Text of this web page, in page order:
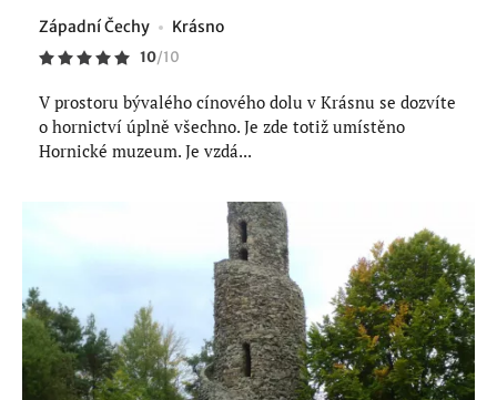
Západní Čechy Krásno
10/10
V prostoru bývalého cínového dolu v Krásnu se dozvíte
o hornictví úplně všechno. Je zde totiž umístěno
Hornické muzeum. Je vzdá...